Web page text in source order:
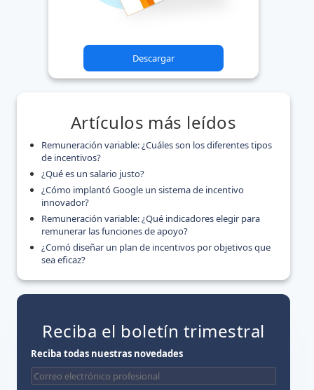
Descargar
Artículos más leídos
Remuneración variable: ¿Cuáles son los diferentes tipos
de incentivos?
¿Qué es un salario justo?
¿Cómo implantó Google un sistema de incentivo
innovador?
Remuneración variable: ¿Qué indicadores elegir para
remunerar las funciones de apoyo?
¿Comó diseñar un plan de incentivos por objetivos que
sea eficaz?
Reciba el boletín trimestral
Reciba todas nuestras novedades